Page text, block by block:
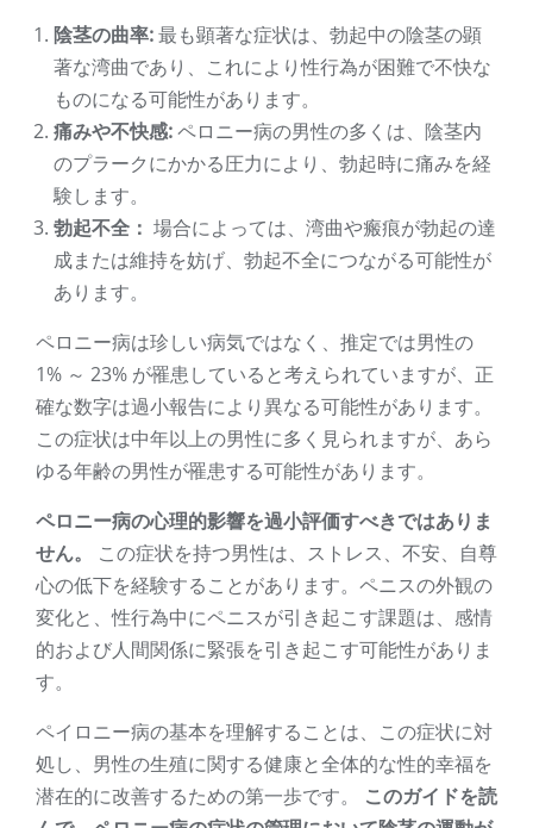
陰茎の曲率:最も顕著な症状は、勃起中の陰茎の顕
著な湾曲であり、これにより性行為が困難で不快な
ものになる可能性があります。
痛みや不快感:ペロニー病の男性の多くは、陰茎内
のプラークにかかる圧力により、勃起時に痛みを経
験します。
勃起不全： 場合によっては、湾曲や瘢痕が勃起の達
成または維持を妨げ、勃起不全につながる可能性が
あります。
ペロニー病は珍しい病気ではなく、推定では男性の
1% ～ 23% が罹患していると考えられていますが、正
確な数字は過小報告により異なる可能性があります。
この症状は中年以上の男性に多く見られますが、あら
ゆる年齢の男性が罹患する可能性があります。
ペロニー病の心理的影響を過小評価すべきではありま
せん。
この症状を持つ男性は、ストレス、不安、自尊
心の低下を経験することがあります。ペニスの外観の
変化と、性行為中にペニスが引き起こす課題は、感情
的および人間関係に緊張を引き起こす可能性がありま
す。
ペイロニー病の基本を理解することは、この症状に対
処し、男性の生殖に関する健康と全体的な性的幸福を
潜在的に改善するための第一歩です。 このガイドを読